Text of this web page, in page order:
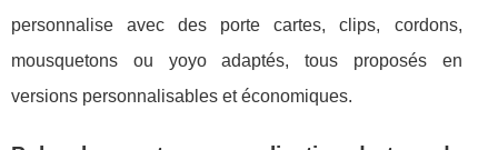
personnalise avec des porte cartes, clips, cordons,
mousquetons ou yoyo adaptés, tous proposés en
versions personnalisables et économiques.